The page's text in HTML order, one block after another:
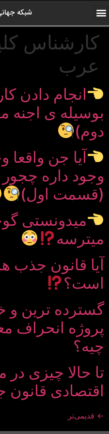
شبکه
کارشناس
عرب
انجام دادن
بوسیله ی
دوم)
آیا جن واقعا
وجود داره
(قسمت اول)
میدونستی
میترسه
آیا قانون جذب
است؟
گسترده ترین و
پروژه انحراف
چیه؟
تا حالا چیزی در
اقتصادی
← قدیمی‌تر